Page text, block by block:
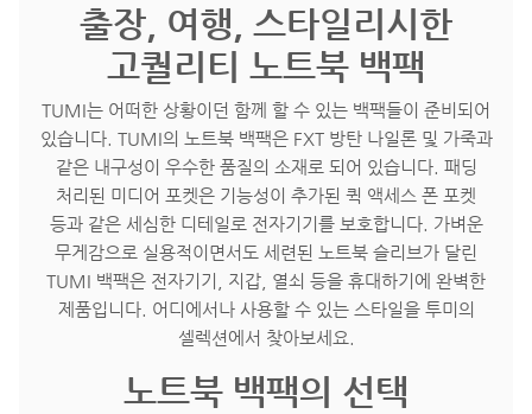
출장, 여행, 스타일리시한
고퀄리티 노트북 백팩
TUMI는 어떠한 상황이던 함께 할 수 있는 백팩들이 준비되어
있습니다. TUMI의 노트북 백팩은 FXT 방탄 나일론 및 가죽과
같은 내구성이 우수한 품질의 소재로 되어 있습니다. 패딩
처리된 미디어 포켓은 기능성이 추가된 퀵 액세스 폰 포켓
등과 같은 세심한 디테일로 전자기기를 보호합니다. 가벼운
무게감으로 실용적이면서도 세련된 노트북 슬리브가 달린
TUMI 백팩은 전자기기, 지갑, 열쇠 등을 휴대하기에 완벽한
제품입니다. 어디에서나 사용할 수 있는 스타일을 투미의
셀렉션에서 찾아보세요.
노트북 백팩의 선택